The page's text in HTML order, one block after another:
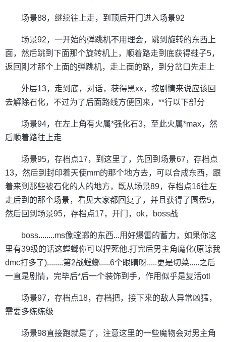
场景88，继续往上走，到顶后开门进入场景92
场景92，一开始的弹跳机不用理会，跳到旋转的东西上
面，然后跳到下面那个旋转机上，顺着路走到底获得鞋子5，
返回刚才那个上面的弹跳机，走上面的路，到分岔口先走上
外层13，走到底，对话，获得黑xx，按剧情来说应该回
去解除石化，不过为了后面路线方便回来，**行以下部分
场景94，在左上角有火属*强化石3，至此火属*max，然
后顺着路往上走
场景95，存档点17，到这里了，先回到场景67，存档点
13，然后到封印着天使mm的那个地方去，可以合成东西，跟
着来到那些被石化的人的地方，既从场景89，存档点16往左
走后到的那个场景，看见大家都回复了，并且获得了圆盘5，
然后回到场景95，存档点17，开门，ok，boss战
boss........ms像螳螂的东西...用好爆雷的蓄力，如果你这
里有39级的话这螳螂你可以捏死他.打完后男主角魔化(原谅我
dmc打多了)........第2战螳螂.....6个眼睛呀.....更是切菜.....之后
一直是剧情，完毕后*后一个装饰到手，作用似乎是复活otl
场景97，存档点18，存档把，接下来的敌人异常凶猛，
需要多练练级
场景98直接跑就是了，注意这里的一些魔物会对男主角